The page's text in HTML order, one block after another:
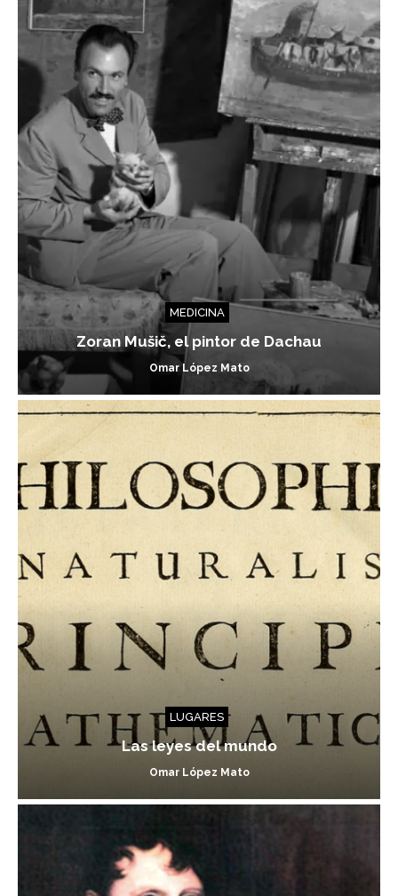
MEDICINA
Zoran Mušič, el pintor de Dachau
Omar López Mato
LUGARES
Las leyes del mundo
Omar López Mato